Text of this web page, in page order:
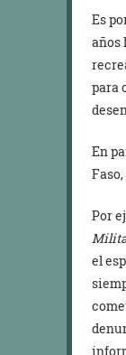
Es
años
para
En
Por
el